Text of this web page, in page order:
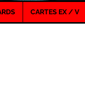
CARTES EX / V